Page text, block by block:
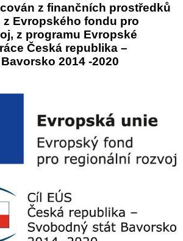
z finančních prostředků
z Evropského fondu pro
z programu Evropské
Česká republika –
2014 -2020